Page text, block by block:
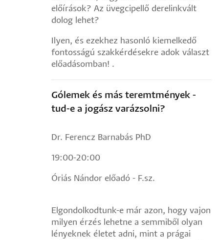
előírások? Az üvegcipellő derelinkvált
dolog lehet?
Ilyen, és ezekhez hasonló kiemelkedő
fontosságú szakkérdésekre adok választ
előadásomban! .
Gólemek és más teremtmények -
tud-e a jogász varázsolni?
Dr. Ferencz Barnabás PhD
19:00-20:00
Óriás Nándor előadó - F.sz.
Elgondolkodtunk-e már azon, hogy vajon
milyen érzés lehetne a semmiből olyan
lényeknek életet adni, mint a prágai